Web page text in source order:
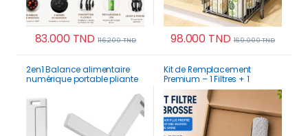
83.000TND 116.200TND 98.000 TND 169.000TND
2en1 Balance alimentaire
numérique portable pliante
écran LCD 5Kg
Kit de Remplacement
Premium – 1 Filtres + 1
Brosses Rouleaux pour
Aspirateur Laveur